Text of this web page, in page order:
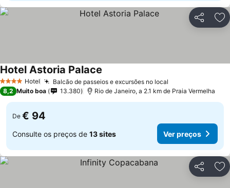
Partilhar
4 EstrelasHotel Balcão de passeios e excursões no local
Hotel Astoria Palace
8,2 Muito boa 13.380 Rio de Janeiro, a 2.1 km de Praia Vermelha
De € 94
Consulte os preços de 13 sites Ver preços
Partilhar